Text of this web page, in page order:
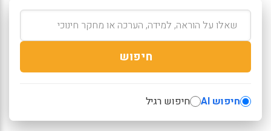
חיפוש
חיפוש AI חיפוש רגיל